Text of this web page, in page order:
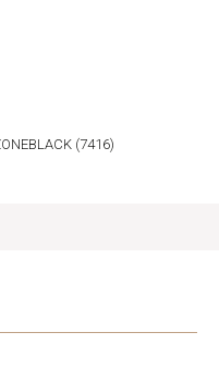
(7416)